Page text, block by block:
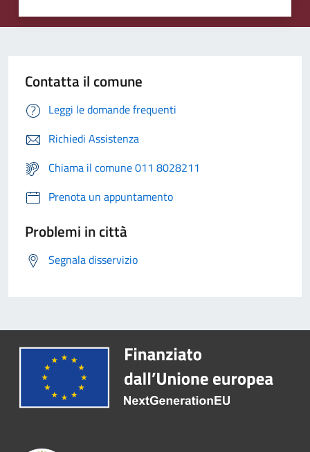
Contatta il comune
Leggi le domande frequenti
Richiedi Assistenza
Chiama il comune 011 8028211
Prenota un appuntamento
Problemi in città
Segnala disservizio